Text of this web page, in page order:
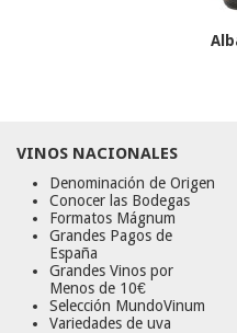
VINOS NACIONALES
Denominación de Origen
Conocer las Bodegas
Formatos Mágnum
Grandes Pagos de
España
Grandes Vinos por
Menos de 10€
Selección MundoVinum
Variedades de uva